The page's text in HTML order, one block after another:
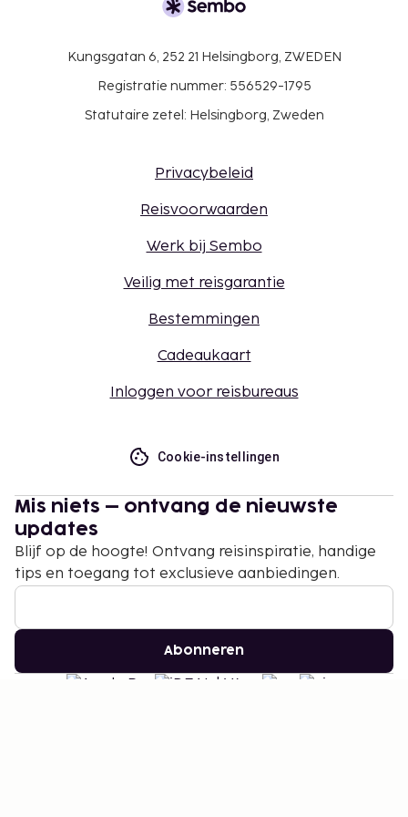
De contactgegevens vind je in de
Gasten kunnen overal contactloos betalen.
Kungsgatan 6, 252 21 Helsingborg, ZWEDEN
Registratie nummer: 556529-1795
Statutaire zetel: Helsingborg, Zweden
Privacybeleid
Reisvoorwaarden
Werk bij Sembo
Veilig met reisgarantie
Bestemmingen
Cadeaukaart
Inloggen voor reisbureaus
Cookie-instellingen
Mis niets – ontvang de nieuwste
updates
Blijf op de hoogte! Ontvang reisinspiratie, handige
tips en toegang tot exclusieve aanbiedingen.
Abonneren